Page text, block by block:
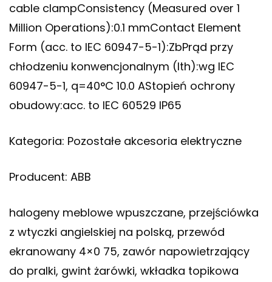
cable clampConsistency (Measured over 1
Million Operations):0.1 mmContact Element
Form (acc. to IEC 60947-5-1):ZbPrąd przy
chłodzeniu konwencjonalnym (Ith):wg IEC
60947-5-1, q=40°C 10.0 AStopień ochrony
obudowy:acc. to IEC 60529 IP65
Kategoria: Pozostałe akcesoria elektryczne
Producent: ABB
halogeny meblowe wpuszczane, przejściówka
z wtyczki angielskiej na polską, przewód
ekranowany 4×0 75, zawór napowietrzający
do pralki, gwint żarówki, wkładka topikowa